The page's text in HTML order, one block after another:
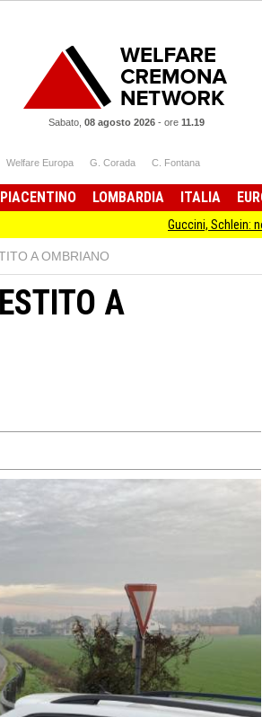
Sabato, 08 agosto 2026 - ore 11.19
Welfare Europa G. Corada C. Fontana
PIACENTINO LOMBARDIA ITALIA
Guccini, Schlein: non ha mai
A OMBRIANO
A